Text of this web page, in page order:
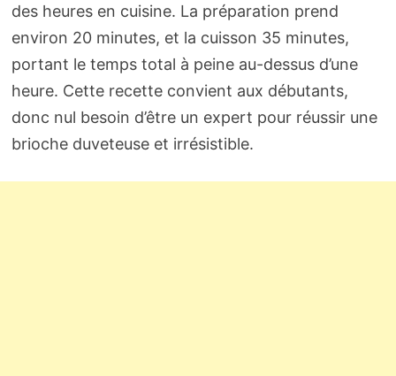
des heures en cuisine. La préparation prend
environ 20 minutes, et la cuisson 35 minutes,
portant le temps total à peine au-dessus d’une
heure. Cette recette convient aux débutants,
donc nul besoin d’être un expert pour réussir une
brioche duveteuse et irrésistible.